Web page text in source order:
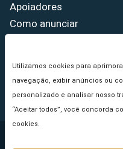
Utilizamos cookies para
navegação, exibir anúncios ou
personalizado e analisar nosso
“Aceitar todos”, você concorda
cookies.
Apoiadores
Como anunciar
Princípios Editoriais
Copyright © 2026 -